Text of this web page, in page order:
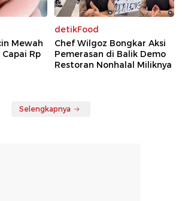
Mewah
Rp
detikFood
Chef Wilgoz Bongkar Aksi
Pemerasan di Balik Demo
Restoran Nonhalal Miliknya
Selengkapnya